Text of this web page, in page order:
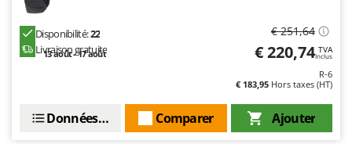
More than chef
MOSA
MOVA
Disponibilité:22
Livraison gratuite
13 août - 17 août
€ 251,64
€ 220,74 TVA
Inclus
R-6
€ 183,95 Hors taxes (HT)
Ajouter
Comparer
Données techniques